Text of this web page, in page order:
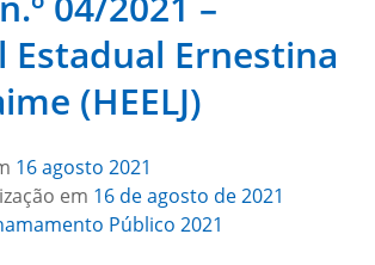
Estadual Ernestina
(HEELJ)
16 agosto 2021
em 16 de agosto de 2021
Público 2021